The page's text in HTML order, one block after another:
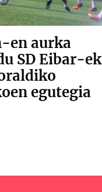
en aurka
SD Eibar-ek
egutegia